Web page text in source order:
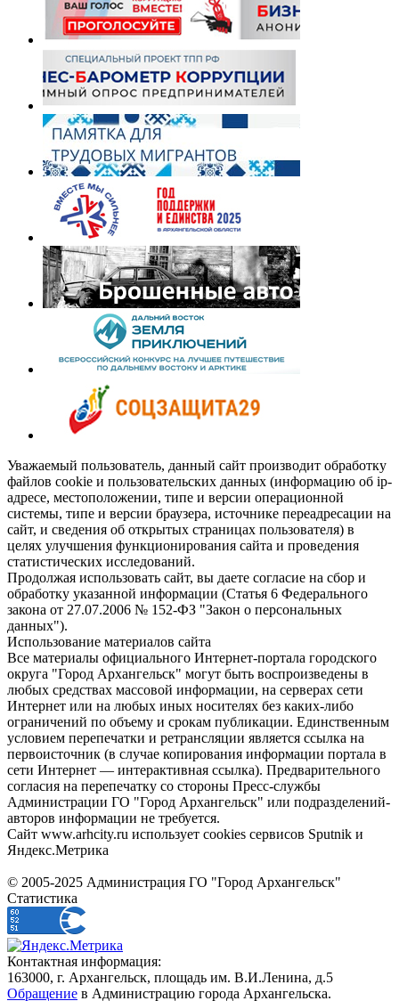
Уважаемый пользователь, данный сайт производит обработку
файлов cookie и пользовательских данных (информацию об ip-
адресе, местоположении, типе и версии операционной
системы, типе и версии браузера, источнике переадресации на
сайт, и сведения об открытых страницах пользователя) в
целях улучшения функционирования сайта и проведения
статистических исследований.
Продолжая использовать сайт, вы даете согласие на сбор и
обработку указанной информации (Статья 6 Федерального
закона от 27.07.2006 № 152-ФЗ "Закон о персональных
данных").
Использование материалов сайта
Все материалы официального Интернет-портала городского
округа "Город Архангельск" могут быть воспроизведены в
любых средствах массовой информации, на серверах сети
Интернет или на любых иных носителях без каких-либо
ограничений по объему и срокам публикации. Единственным
условием перепечатки и ретрансляции является ссылка на
первоисточник (в случае копирования информации портала в
сети Интернет — интерактивная ссылка). Предварительного
согласия на перепечатку со стороны Пресс-службы
Администрации ГО "Город Архангельск" или подразделений-
авторов информации не требуется.
Сайт www.arhcity.ru использует cookies сервисов Sputnik и
Яндекс.Метрика
© 2005-2025 Администрация ГО "Город Архангельск"
Статистика
Контактная информация:
163000, г. Архангельск, площадь им. В.И.Ленина, д.5
Обращение в Администрацию города Архангельска.